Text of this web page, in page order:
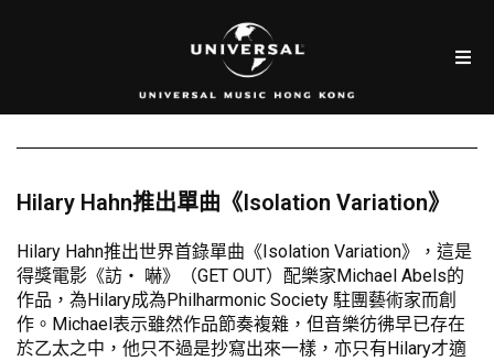
Hilary Hahn推出單曲《Isolation Variation》
Hilary Hahn推出世界首錄單曲《Isolation Variation》，這是
得獎電影《訪‧ 嚇》（GET OUT）配樂家Michael Abels的
作品，為Hilary成為Philharmonic Society 駐團藝術家而創
作。Michael表示雖然作品節奏複雜，但音樂彷彿早已存在
於乙太之中，他只不過是抄寫出來一樣，亦只有Hilary才適